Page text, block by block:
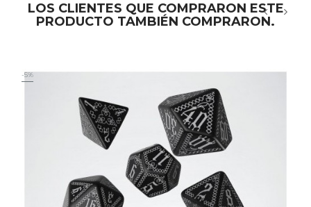
LOS CLIENTES QUE COMPRARON ESTE
PRODUCTO TAMBIÉN COMPRARON.
-5%